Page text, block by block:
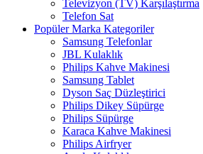
Televizyon (TV) Karşılaştırma
Telefon Sat
Popüler Marka Kategoriler
Samsung Telefonlar
JBL Kulaklık
Philips Kahve Makinesi
Samsung Tablet
Dyson Saç Düzleştirici
Philips Dikey Süpürge
Philips Süpürge
Karaca Kahve Makinesi
Philips Airfryer